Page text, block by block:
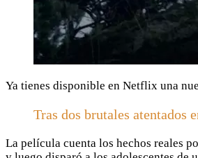
Ya tienes disponible en Netflix una
Tras dos brutales atentados
La película cuenta los hechos reales